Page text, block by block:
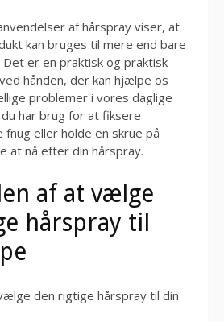
af hårspray viser, at
kan bruges til mere end bare
er en praktisk og praktisk
hånden, der kan hjælpe os
problemer i vores daglige
har brug for at fiksere
fnug eller holde en skrue på
at nå efter din hårspray.
af ​​at vælge
hårspray til
den rigtige hårspray til din